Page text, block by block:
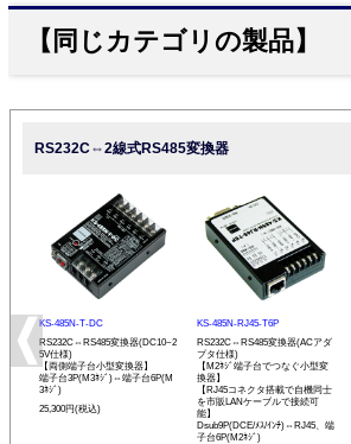
【同じカテゴリの製品】
RS232C⇔2線式RS485変換器
KS-485N-T-DC
RS232C⇔RS485変換器(DC10~2
5V仕様)
【両側端子台小型変換器】
端子台3P(M3ﾈｼﾞ)⇔端子台6P(M
3ﾈｼﾞ)
25,300円(税込)
KS-485N-RJ45-T6P
RS232C⇔RS485変換器(ACアダ
プタ仕様)
【M2ﾈｼﾞ端子台でつなぐ小型変
換器】
【RJ45コネクタ搭載で自機同士
を市販LANケーブルで接続可
能】
Dsub9P(DCE/ﾒｽ/ｲﾝﾁ)⇔RJ45、端
子台6P(M2ﾈｼﾞ)